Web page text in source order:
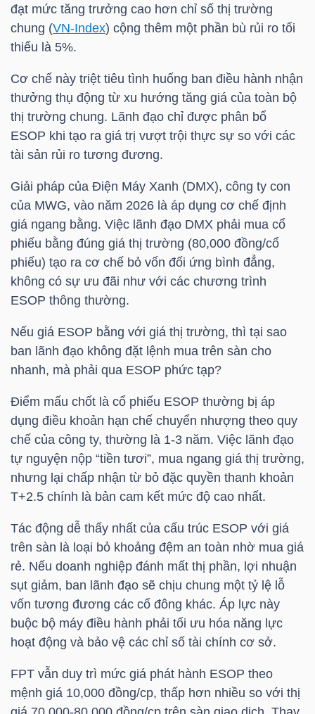
đạt mức tăng trưởng cao hơn chỉ số thị trường
chung (VN-Index) cộng thêm một phần bù rủi ro tối
thiểu là 5%.
Cơ chế này triệt tiêu tình huống ban điều hành nhận
thưởng thụ động từ xu hướng tăng giá của toàn bộ
thị trường chung. Lãnh đạo chỉ được phân bổ
ESOP khi tạo ra giá trị vượt trội thực sự so với các
tài sản rủi ro tương đương.
Giải pháp của Điện Máy Xanh (DMX), công ty con
của MWG, vào năm 2026 là áp dụng cơ chế định
giá ngang bằng. Việc lãnh đạo DMX phải mua cổ
phiếu bằng đúng giá thị trường (80,000 đồng/cổ
phiếu) tạo ra cơ chế bỏ vốn đối ứng bình đẳng,
không có sự ưu đãi như với các chương trình
ESOP thông thường.
Nếu giá ESOP bằng với giá thị trường, thì tại sao
ban lãnh đạo không đặt lệnh mua trên sàn cho
nhanh, mà phải qua ESOP phức tạp?
Điểm mấu chốt là cổ phiếu ESOP thường bị áp
dụng điều khoản hạn chế chuyển nhượng theo quy
chế của công ty, thường là 1-3 năm. Việc lãnh đạo
tự nguyện nộp “tiền tươi”, mua ngang giá thị trường,
nhưng lại chấp nhận từ bỏ đặc quyền thanh khoản
T+2.5 chính là bản cam kết mức độ cao nhất.
Tác động dễ thấy nhất của cấu trúc ESOP với giá
trên sàn là loại bỏ khoảng đệm an toàn nhờ mua giá
rẻ. Nếu doanh nghiệp đánh mất thị phần, lợi nhuận
sụt giảm, ban lãnh đạo sẽ chịu chung một tỷ lệ lỗ
vốn tương đương các cổ đông khác. Áp lực này
buộc bộ máy điều hành phải tối ưu hóa năng lực
hoạt động và bảo vệ các chỉ số tài chính cơ sở.
FPT vẫn duy trì mức giá phát hành ESOP theo
mệnh giá 10,000 đồng/cp, thấp hơn nhiều so với thị
BẤT
ĐỘNG
Mã
chứng
khoán
Tất cả Cổ phiếu Chỉ số Chứng chỉ quỹ Chứng
Lãnh
đạo
(-)
Tất cả Người nội bộ
Tin
tức
Bài
viết
của
tác
(-)
Báo
cáo
phân
tích
Thuật